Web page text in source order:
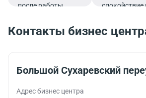
после работы.
спокойствие
жизни.
Контакты бизнес
Большой Сухаревский
Адрес бизнес центра